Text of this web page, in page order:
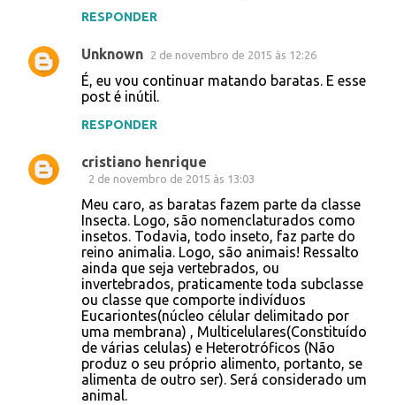
RESPONDER
Unknown 2 de novembro de 2015 às 12:26
É, eu vou continuar matando baratas. E esse
post é inútil.
RESPONDER
cristiano henrique
2 de novembro de 2015 às 13:03
Meu caro, as baratas fazem parte da classe
Insecta. Logo, são nomenclaturados como
insetos. Todavia, todo inseto, faz parte do
reino animalia. Logo, são animais! Ressalto
ainda que seja vertebrados, ou
invertebrados, praticamente toda subclasse
ou classe que comporte indivíduos
Eucariontes(núcleo célular delimitado por
uma membrana) , Multicelulares(Constituído
de várias celulas) e Heterotróficos (Não
produz o seu próprio alimento, portanto, se
alimenta de outro ser). Será considerado um
animal.